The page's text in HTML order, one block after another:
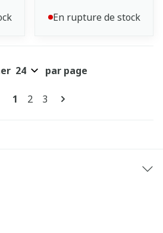
En rupture de stock
Pages
Vous lisez actuellement la
1 Page
2 Page
3
par page